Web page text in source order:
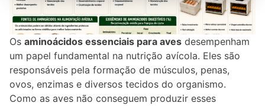
Os aminoácidos essenciais para aves desempenham
um papel fundamental na nutrição avícola. Eles são
responsáveis pela formação de músculos, penas,
ovos, enzimas e diversos tecidos do organismo.
Como as aves não conseguem produzir esses